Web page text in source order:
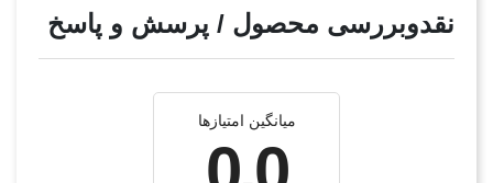
نقدوبررسی محصول / پرسش و پاسخ
میانگین امتیازها